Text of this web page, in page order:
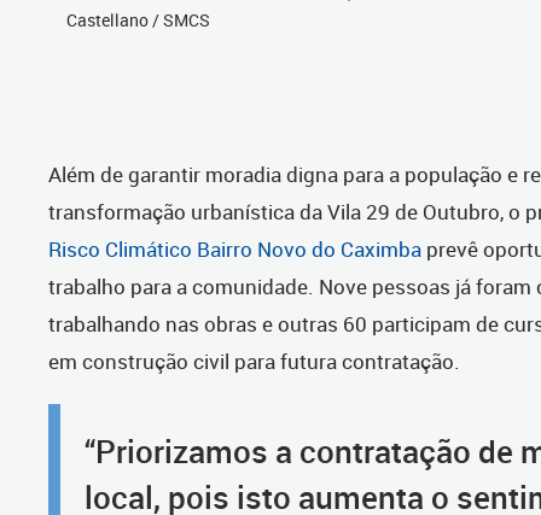
Castellano / SMCS
Além de garantir moradia digna para a população e
transformação urbanística da Vila 29 de Outubro, o
Risco Climático Bairro Novo do Caximba prevê
trabalho para a comunidade. Nove pessoas já
trabalhando nas obras e outras 60 participam de
em construção civil para futura contratação.
“Priorizamos a contratação de
local, pois isto aumenta o